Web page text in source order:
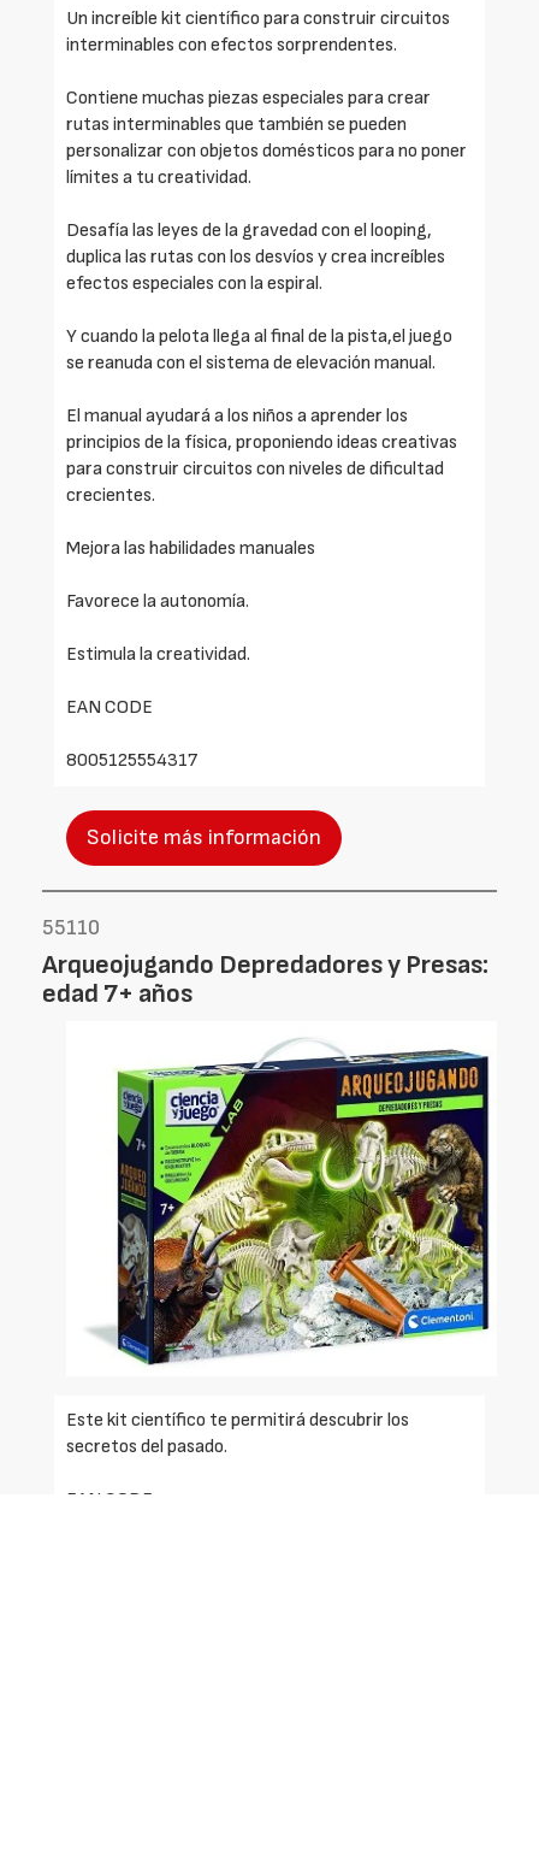
Un increíble kit científico para construir circuitos
interminables con efectos sorprendentes.
Contiene muchas piezas especiales para crear
rutas interminables que también se pueden
personalizar con objetos domésticos para no poner
límites a tu creatividad.
Desafía las leyes de la gravedad con el looping,
duplica las rutas con los desvíos y crea increíbles
efectos especiales con la espiral.
Y cuando la pelota llega al final de la pista,el juego
se reanuda con el sistema de elevación manual.
El manual ayudará a los niños a aprender los
principios de la física, proponiendo ideas creativas
para construir circuitos con niveles de dificultad
crecientes.
Mejora las habilidades manuales
Favorece la autonomía.
Estimula la creatividad.
EAN CODE
8005125554317
Solicite más información
55110
Arqueojugando Depredadores y Presas:
edad 7+ años
Este kit científico te permitirá descubrir los
secretos del pasado.
EAN CODE